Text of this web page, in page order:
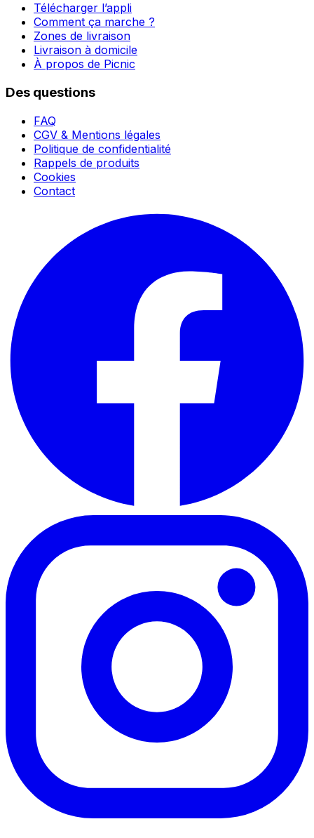
Télécharger l’appli
Comment ça marche ?
Zones de livraison
Livraison à domicile
À propos de Picnic
Des questions
FAQ
CGV & Mentions légales
Politique de confidentialité
Rappels de produits
Cookies
Contact